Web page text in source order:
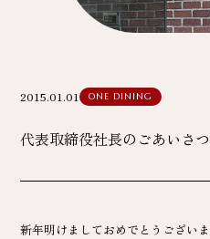
2015.01.01 ONE DINING
代表取締役社長のごあいさ
新年明けましておめでとうございま